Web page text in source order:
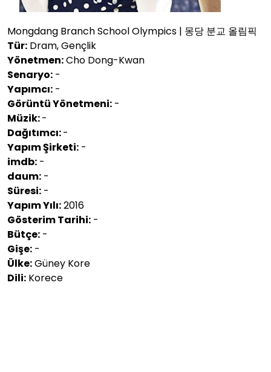
Mongdang Branch School Olympics | 몽당 분교 올림픽
Tür: Dram, Gençlik
Yönetmen:Cho Dong-Kwan
Senaryo: -
Yapımcı: -
Görüntü Yönetmeni: -
Müzik:-
Dağıtımcı:-
Yapım Şirketi: -
imdb: -
daum: -
Süresi: -
Yapım Yılı:2016
Gösterim Tarihi: -
Bütçe: -
Gişe: -
Ülke:Güney Kore
Dili: Korece